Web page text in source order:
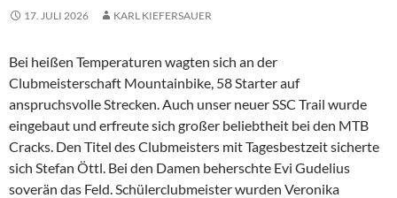
17. JULI 2026 KARL KIEFERSAUER
Bei heißen Temperaturen wagten sich an der
Clubmeisterschaft Mountainbike, 58 Starter auf
anspruchsvolle Strecken. Auch unser neuer SSC Trail wurde
eingebaut und erfreute sich großer beliebtheit bei den MTB
Cracks. Den Titel des Clubmeisters mit Tagesbestzeit sicherte
sich Stefan Öttl. Bei den Damen beherschte Evi Gudelius
soverän das Feld. Schülerclubmeister wurden Veronika